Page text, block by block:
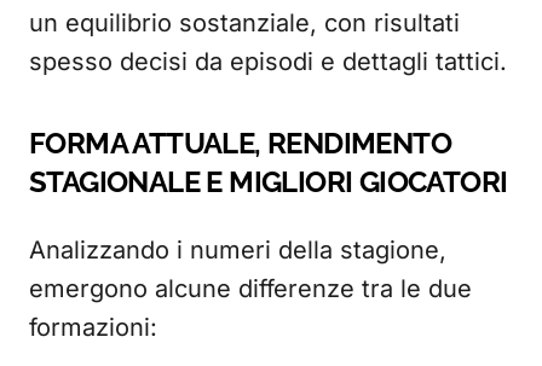
un equilibrio sostanziale, con risultati
spesso decisi da episodi e dettagli tattici.
FORMA ATTUALE, RENDIMENTO
STAGIONALE E MIGLIORI GIOCATORI
Analizzando i numeri della stagione,
emergono alcune differenze tra le due
formazioni: